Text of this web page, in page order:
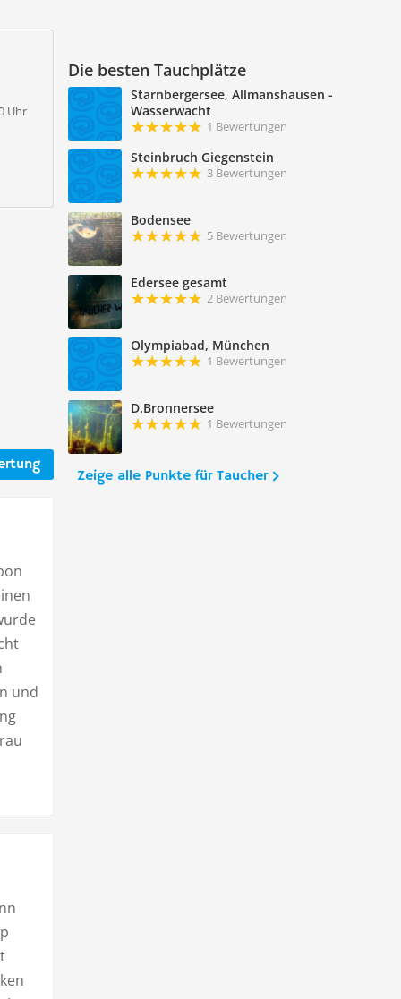
Die besten Tauchplätze
Starnbergersee, Allmanshausen -
Wasserwacht
1 Bewertungen
Steinbruch Giegenstein
3 Bewertungen
Bodensee
5 Bewertungen
Edersee gesamt
2 Bewertungen
Olympiabad, München
1 Bewertungen
D.Bronnersee
1 Bewertungen
Zeige alle Punkte für Taucher
Uhr
und